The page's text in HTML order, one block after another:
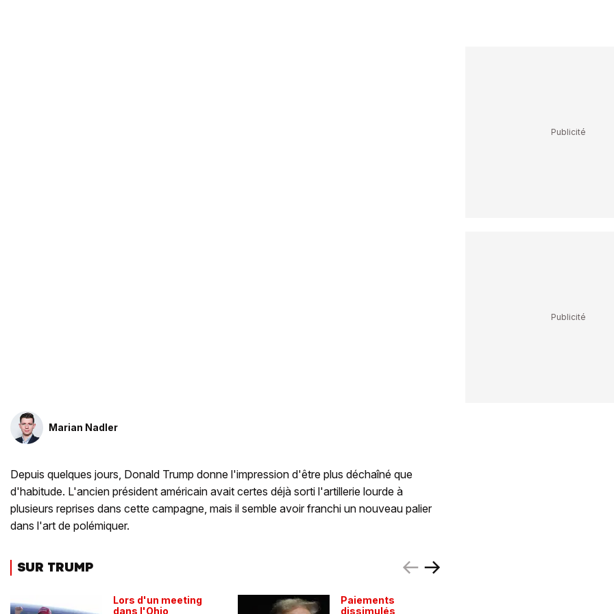
Marian Nadler
Depuis quelques jours, Donald Trump donne l'impression d'être plus déchaîné que
d'habitude. L'ancien président américain avait certes déjà sorti l'artillerie lourde à
plusieurs reprises dans cette campagne, mais il semble avoir franchi un nouveau palier
dans l'art de polémiquer.
SUR TRUMP
Lors d'un meeting
dans l'Ohio
Paiements
dissimulés